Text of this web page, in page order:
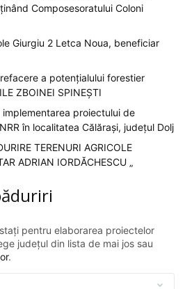
Composesoratului Coloni
Giurgiu 2 Letca Noua, beneficiar
a potențialului forestier
ZBOINEI SPINEȘTI
implementarea proiectului de
în localitatea Călărași, județul Dolj
TERENURI AGRICOLE
ADRIAN IORDĂCHESCU „
pentru elaborarea proiectelor
județul din lista de mai jos sau
.